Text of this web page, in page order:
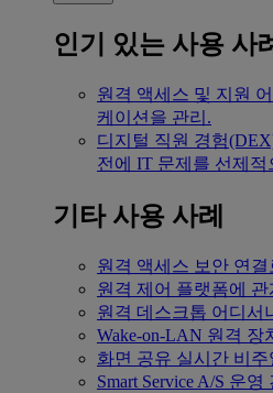
인기 있는 사용 사례
원격 액세스 및 지원
케이션을 관리.
디지털 직원 경험
전에 IT 문제를 선제
기타 사용 사례
원격 액세스 보안 연
원격 제어 플랫폼에 관
원격 데스크톱 어디서
Wake-on-LAN 원격 장
화면 공유 실시간 비주
Smart Service A/S 운영